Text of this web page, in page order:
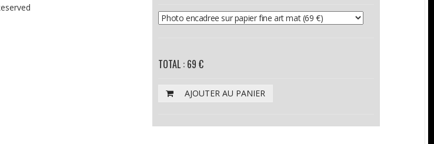
TOTAL : 69 €
AJOUTER AU PANIER